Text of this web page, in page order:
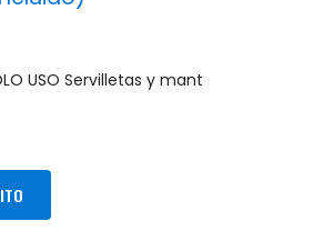
USO Servilletas y mant